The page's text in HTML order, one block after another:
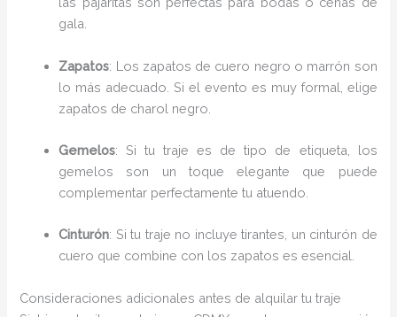
gala.
Zapatos: Los zapatos de cuero negro o marrón son
lo más adecuado. Si el evento es muy formal, elige
zapatos de charol negro.
Gemelos: Si tu traje es de tipo de etiqueta, los
gemelos son un toque elegante que puede
complementar perfectamente tu atuendo.
Cinturón: Si tu traje no incluye tirantes, un cinturón de
cuero que combine con los zapatos es esencial.
Consideraciones adicionales antes de alquilar tu traje